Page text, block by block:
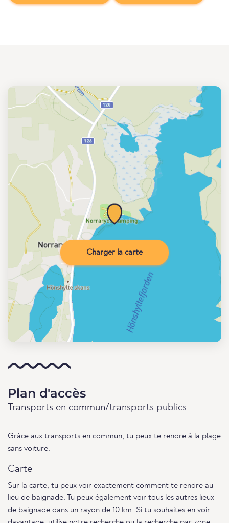
Charger la carte
Plan d'accès
Transports en commun/transports publics
Grâce aux transports en commun, tu peux te rendre à la plage
sans voiture.
Carte
Sur la carte, tu peux voir exactement comment te rendre au
lieu de baignade. Tu peux également voir tous les autres lieux
de baignade dans un rayon de 10 km. Si tu souhaites en voir